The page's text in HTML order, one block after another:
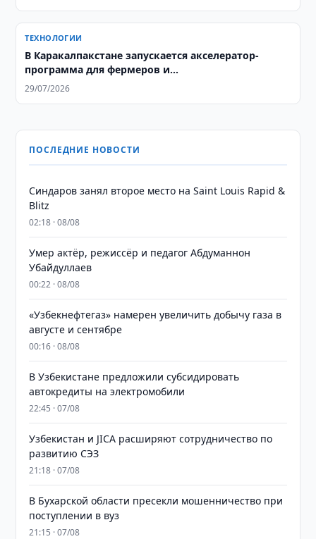
ТЕХНОЛОГИИ
В Каракалпакстане запускается акселератор-
программа для фермеров и
агропредпринимателей
29/07/2026
ПОСЛЕДНИЕ НОВОСТИ
Синдаров занял второе место на Saint Louis Rapid &
Blitz
02:18 · 08/08
Умер актёр, режиссёр и педагог Абдуманнон
Убайдуллаев
00:22 · 08/08
«Узбекнефтегаз» намерен увеличить добычу газа в
августе и сентябре
00:16 · 08/08
В Узбекистане предложили субсидировать
автокредиты на электромобили
22:45 · 07/08
Узбекистан и JICA расширяют сотрудничество по
развитию СЭЗ
21:18 · 07/08
В Бухарской области пресекли мошенничество при
поступлении в вуз
21:15 · 07/08